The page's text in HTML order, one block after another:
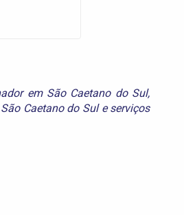
em São Caetano do Sul,
Caetano do Suleserviços